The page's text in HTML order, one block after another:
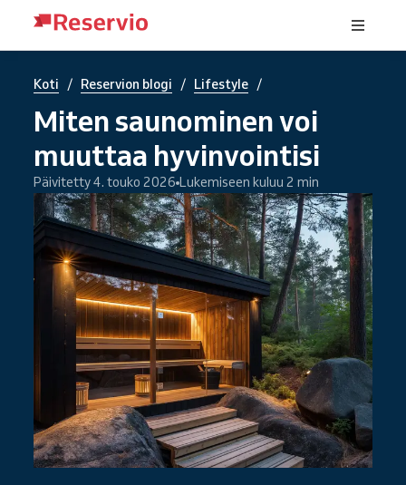
Koti / Reservion blogi / Lifestyle /
Miten saunominen voi
muuttaa hyvinvointisi
Päivitetty 4. touko 2026 Lukemiseen kuluu 2 min